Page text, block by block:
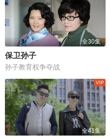
全30集
保卫孙子
孙子教育权争夺战
全41集